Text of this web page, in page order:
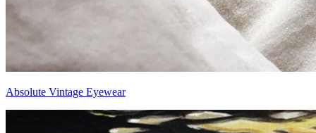
Absolute Vintage Eyewear